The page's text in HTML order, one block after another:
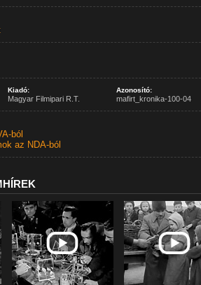
Kiadó:
Magyar Filmipari R.T.
Azonosító:
mafirt_kronika-100-04
ból
az NDA-ból